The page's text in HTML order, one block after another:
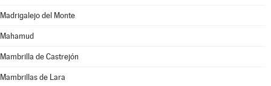
Madrigalejo del Monte
Mahamud
Mambrilla de Castrejón
Mambrillas de Lara